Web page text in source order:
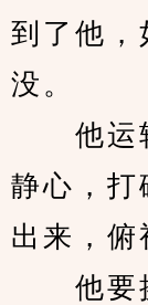
到了他，
没。
他运转
静心，打
出来，俯
他要换